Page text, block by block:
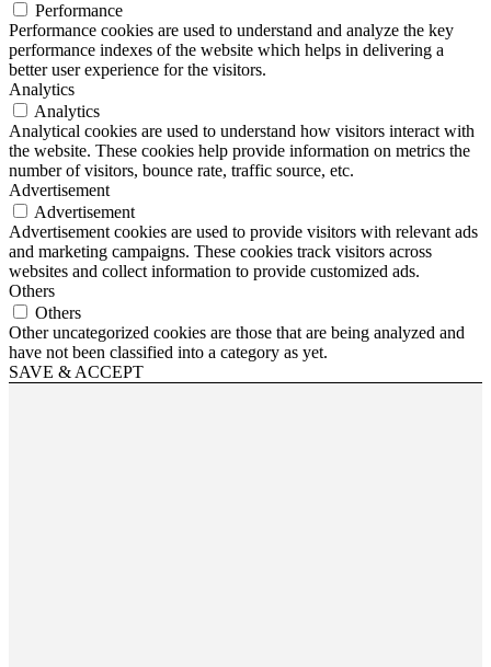
Performance
Performance cookies are used to understand and analyze the key
performance indexes of the website which helps in delivering a
better user experience for the visitors.
Analytics
Analytics
Analytical cookies are used to understand how visitors interact with
the website. These cookies help provide information on metrics the
number of visitors, bounce rate, traffic source, etc.
Advertisement
Advertisement
Advertisement cookies are used to provide visitors with relevant ads
and marketing campaigns. These cookies track visitors across
websites and collect information to provide customized ads.
Others
Others
Other uncategorized cookies are those that are being analyzed and
have not been classified into a category as yet.
SAVE & ACCEPT